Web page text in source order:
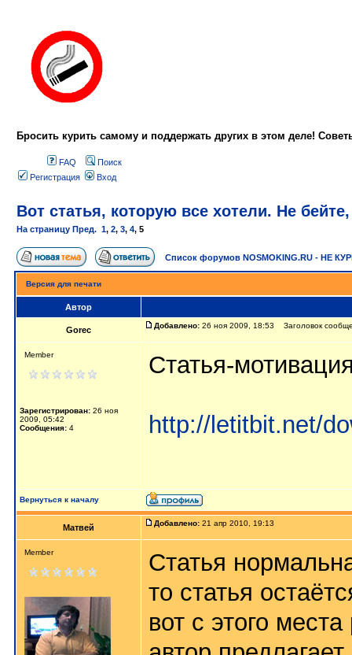
Бросить курить самому и поддержать других в этом деле!
FAQ
Поиск
Регистрация
Вход
Вот статья, которую все хотели. Не
На страницу Пред. 1, 2, 3, 4, 5
Список форумов NOSMOKING.RU - НЕ
Версия для печати
Автор
Gorec Добавлено: 26 ноя 2009, 18:53 Заголовок
Member
Зарегистрирован: 26 ноя
2009, 05:42
Сообщения: 4
Статья-
http://letitbit.net/
Вернуться к началу
Матвей Добавлено: 21 апр 2010, 19:13
Member
Статья
то статья
вот с этого